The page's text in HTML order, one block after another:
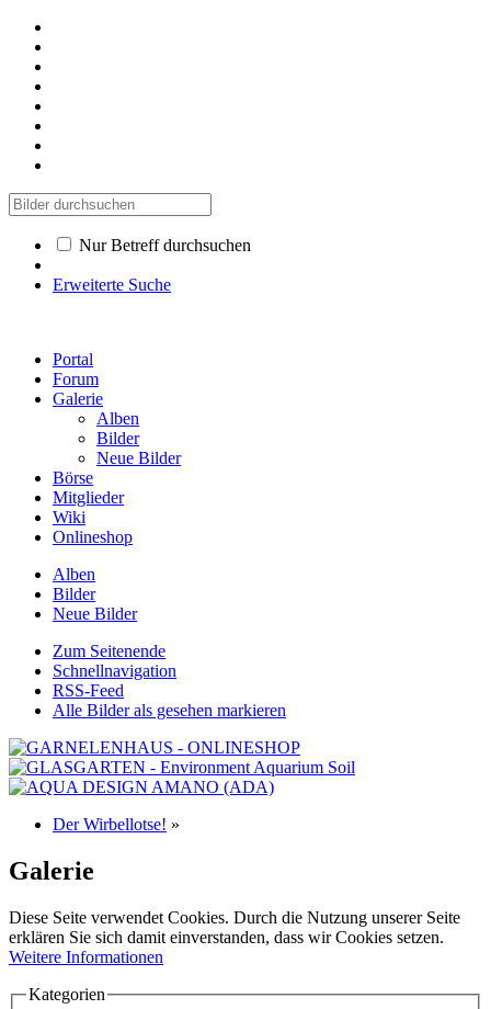
Nur Betreff durchsuchen
Erweiterte Suche
Portal
Forum
Galerie
Alben
Bilder
Neue Bilder
Börse
Mitglieder
Wiki
Onlineshop
Alben
Bilder
Neue Bilder
Zum Seitenende
Schnellnavigation
RSS-Feed
Alle Bilder als gesehen markieren
Der Wirbellotse! »
Galerie
Diese Seite verwendet Cookies. Durch die Nutzung unserer Seite
erklären Sie sich damit einverstanden, dass wir Cookies setzen.
Weitere Informationen
Kategorien